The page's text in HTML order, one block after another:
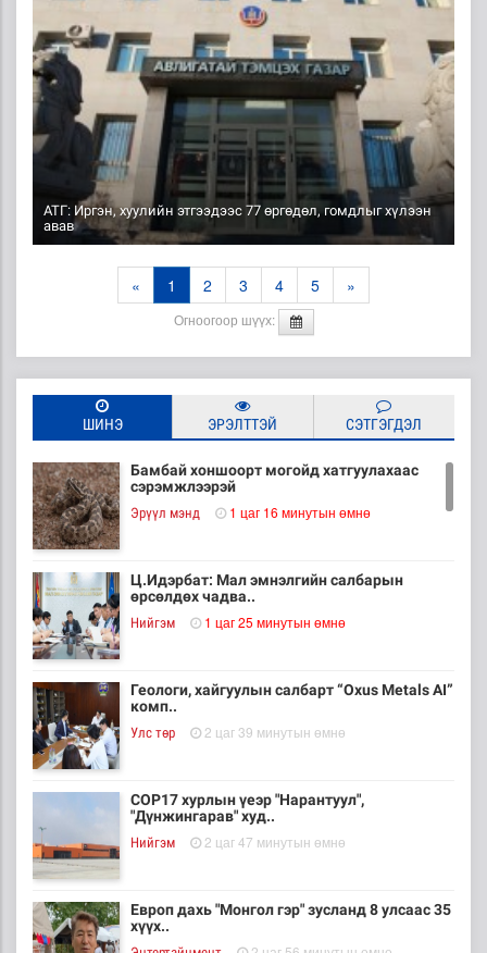
АТГ: Иргэн, хуулийн этгээдээс 77 өргөдөл, гомдлыг хүлээн
авав
« 1 2 3 4 5 »
Огноогоор шүүх:
ШИНЭ ЭРЭЛТТЭЙ СЭТГЭГДЭЛ
Бамбай хоншоорт могойд хатгуулахаас
сэрэмжлээрэй
Эрүүл мэнд 1 цаг 16 минутын өмнө
Ц.Идэрбат: Мал эмнэлгийн салбарын
өрсөлдөх чадва..
Нийгэм 1 цаг 25 минутын өмнө
Геологи, хайгуулын салбарт “Oxus Metals AI”
комп..
Улс төр 2 цаг 39 минутын өмнө
COP17 хурлын үеэр "Нарантуул",
"Дүнжингарав" худ..
Нийгэм 2 цаг 47 минутын өмнө
Европ дахь "Монгол гэр" зусланд 8 улсаас 35
хүүх..